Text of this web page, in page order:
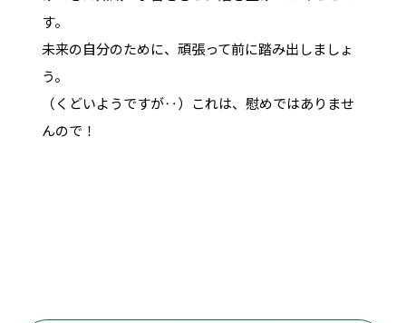
す。
未来の自分のために、頑張って前に踏み出しましょ
う。
（くどいようですが‥）これは、慰めではありませ
んので！